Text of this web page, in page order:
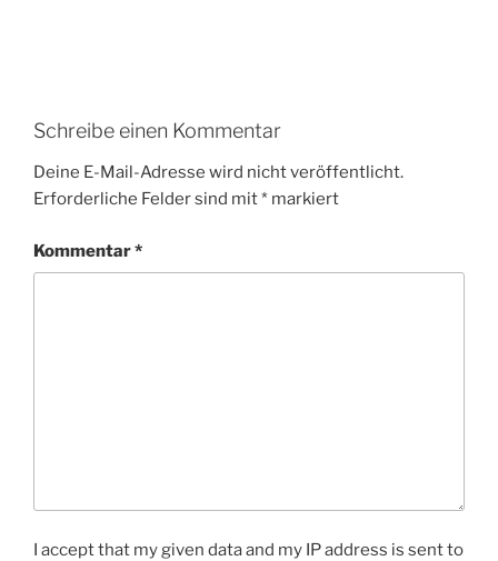
Schreibe einen Kommentar
Deine E-Mail-Adresse wird nicht veröffentlicht.
Erforderliche Felder sind mit* markiert
Kommentar*
I accept that my given data and my IP address is sent to